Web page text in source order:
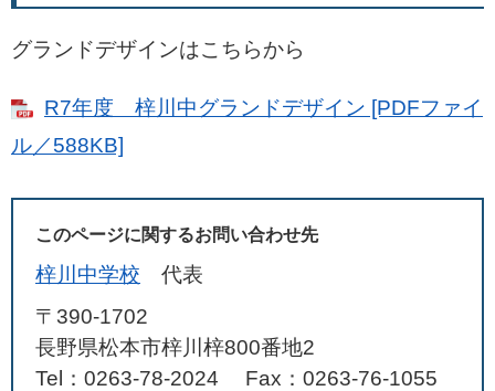
グランドデザインはこちらから
R7年度 梓川中グランドデザイン [PDFファイ
ル／588KB]
このページに関するお問い合わせ先
梓川中学校
代表
〒390-1702
長野県松本市梓川梓800番地2
Tel：0263-78-2024
Fax：0263-76-1055